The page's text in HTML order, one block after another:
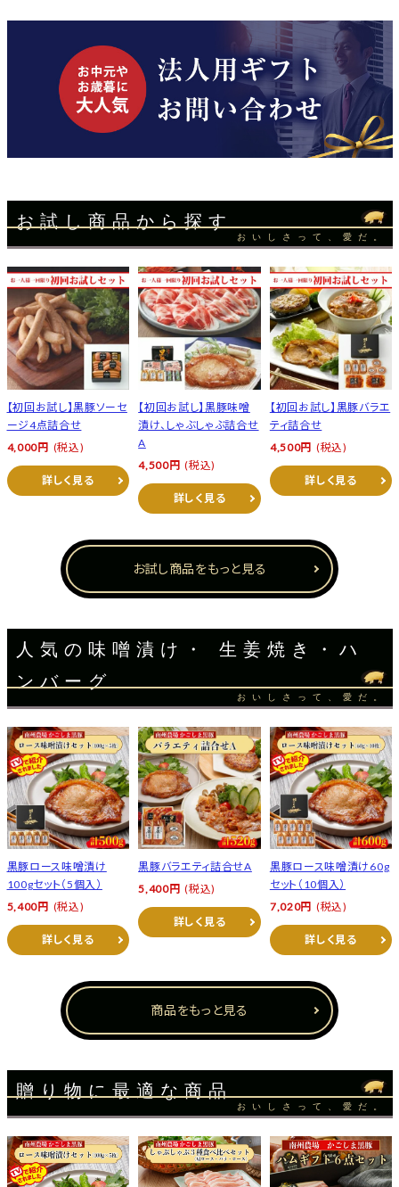
お試し商品から探す
おいしさって、愛だ。
【初回お試し】黒豚ソーセ
ージ4点詰合せ
4,000円 (税込)
詳しく見る
【初回お試し】黒豚味噌
漬け、しゃぶしゃぶ詰合せ
A
4,500円 (税込)
詳しく見る
【初回お試し】黒豚バラエ
ティ詰合せ
4,500円 (税込)
詳しく見る
お試し商品をもっと見る
人気の味噌漬け・ 生姜焼き・ハ
ンバーグ
おいしさって、愛だ。
黒豚ロース味噌漬け
100gセット（5個入）
5,400円 (税込)
詳しく見る
黒豚バラエティ詰合せA
5,400円 (税込)
詳しく見る
黒豚ロース味噌漬け60g
セット（10個入）
7,020円 (税込)
詳しく見る
商品をもっと見る
贈り物に最適な商品
おいしさって、愛だ。